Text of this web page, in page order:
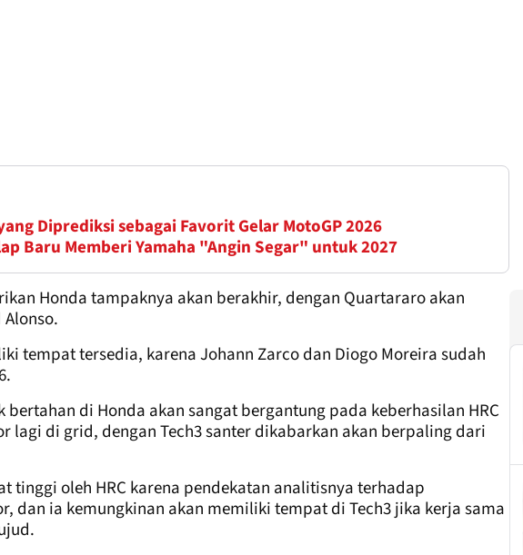
Diprediksi sebagai Favorit Gelar MotoGP 2026
Baru Memberi Yamaha "Angin Segar" untuk 2027
Honda tampaknya akan berakhir, dengan Quartararo akan
tempat tersedia, karena Johann Zarco dan Diogo Moreira sudah
di Honda akan sangat bergantung pada keberhasilan HRC
lagi di grid, dengan Tech3 santer dikabarkan akan berpaling dari
tinggi oleh HRC karena pendekatan analitisnya terhadap
dan ia kemungkinan akan memiliki tempat di Tech3 jika kerja sama